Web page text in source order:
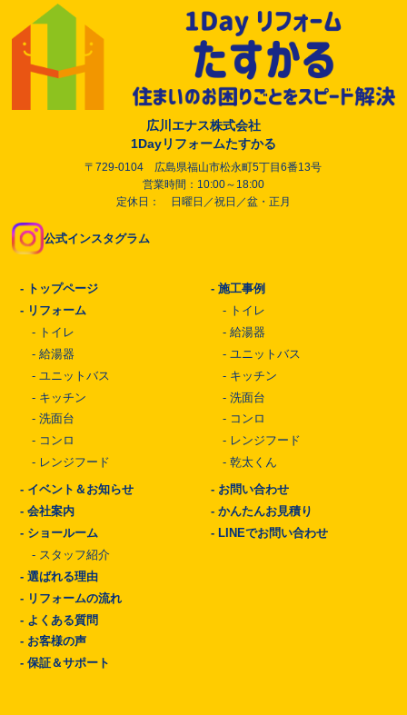
広川エナス株式会社
1Dayリフォームたすかる
〒729-0104 広島県福山市松永町5丁目6番13号
営業時間：10:00～18:00
定休日： 日曜日／祝日／盆・正月
公式インスタグラム
- トップページ
- リフォーム
- トイレ
- 給湯器
- ユニットバス
- キッチン
- 洗面台
- コンロ
- レンジフード
-施工事例
- トイレ
-給湯器
- ユニットバス
- キッチン
-洗面台
- コンロ
- レンジフード
-乾太くん
- イベント＆お知らせ
- 会社案内
- ショールーム
- スタッフ紹介
- 選ばれる理由
- リフォームの流れ
- よくある質問
- お客様の声
- 保証＆サポート
- お問い合わせ
-かんたんお見積り
- LINEでお問い合わせ